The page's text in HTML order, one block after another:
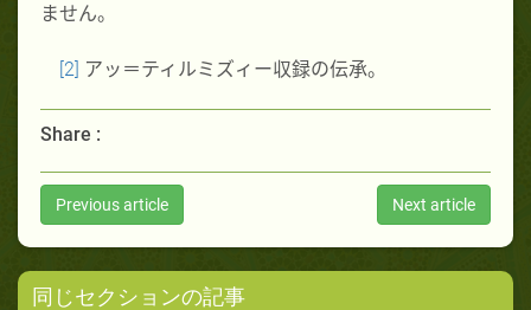
ません。
[2] アッ＝ティルミズィー収録の伝承。
Share :
Previous article Next article
同じセクションの記事